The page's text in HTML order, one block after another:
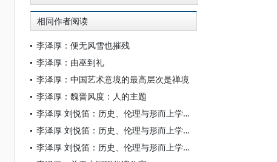
相同作者阅读
李泽厚：便无风雪也摧残
李泽厚：由巫到礼
李泽厚：中国艺术意境的最高层次是禅境
李泽厚：魏晋风度：人的主题
李泽厚 刘悦笛：历史、伦理与形而上学（下）
李泽厚 刘悦笛：历史、伦理与形而上学（中）
李泽厚 刘悦笛：历史、伦理与形而上学（上）